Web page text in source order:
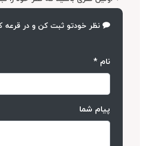
نظر خودتو ثبت کن و در
نام *
پیام شما